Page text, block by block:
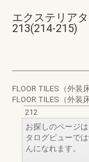
エクステリア
213(214-215)
FLOOR TILES（外装
FLOOR TILES（外装
212
お探しのページ
タログビューで
んになれます。